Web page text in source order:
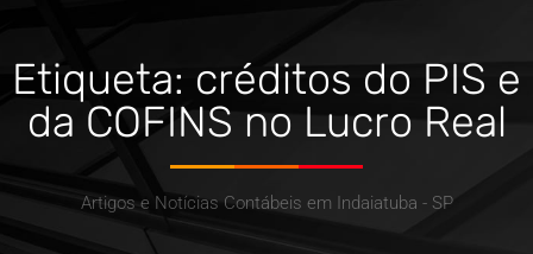
Etiqueta: créditos do PIS e
da COFINS no Lucro Real
Artigos e Notícias Contábeis em Indaiatuba - SP